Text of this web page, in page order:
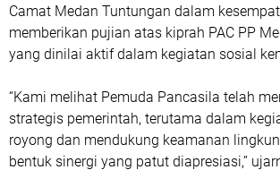
Camat Medan Tuntungan dalam
memberikan pujian atas kiprah PAC PP
yang dinilai aktif dalam kegiatan sosial
“Kami melihat Pemuda Pancasila telah
strategis pemerintah, terutama dalam
royong dan mendukung keamanan
bentuk sinergi yang patut diapresiasi,”